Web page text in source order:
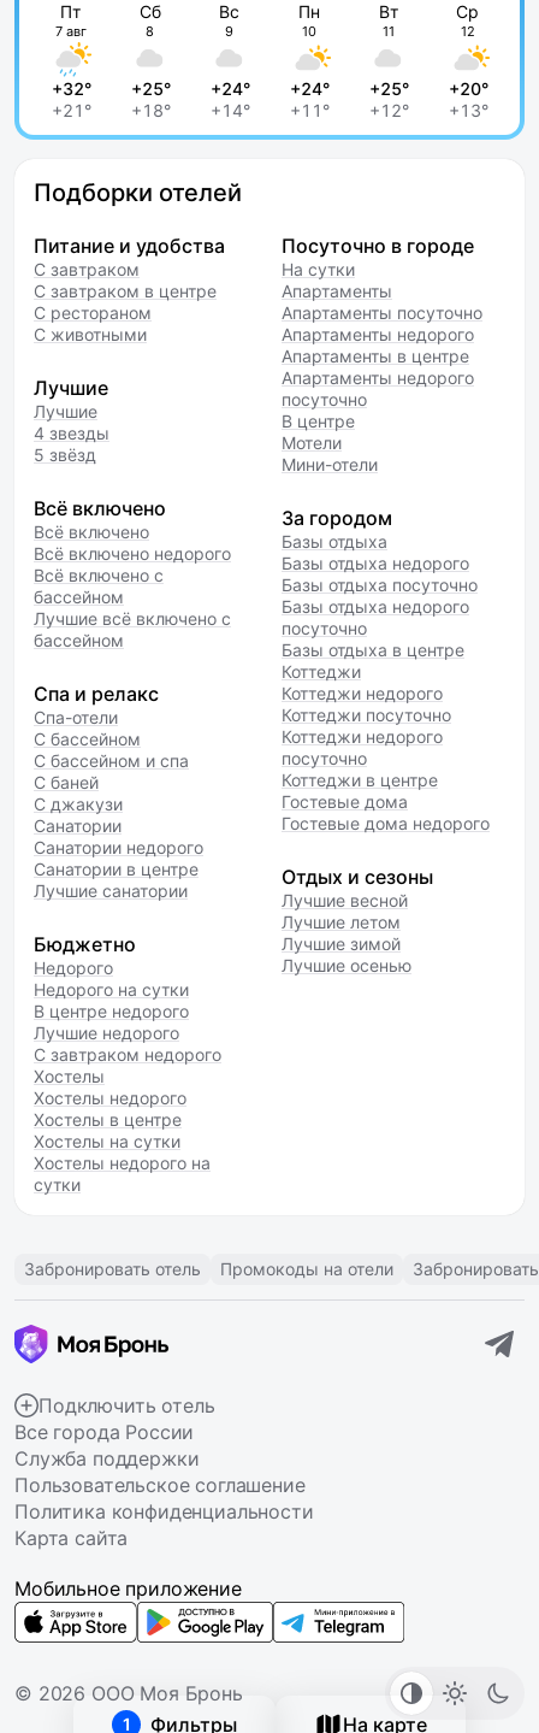
1 Фильтры На карте
Пт
7 авг
+32°
+21°
Сб
8
+25°
+18°
Вс
9
+24°
+14°
Пн
10
+24°
+11°
Вт
11
+25°
+12°
Ср
12
+20°
+13°
Подборки отелей
Питание и удобства
С завтраком
С завтраком в центре
С рестораном
С животными
Лучшие
Лучшие
4 звезды
5 звёзд
Всё включено
Всё включено
Всё включено недорого
Всё включено с
бассейном
Лучшие всё включено с
бассейном
Спа и релакс
Спа-отели
С бассейном
С бассейном и спа
С баней
С джакузи
Санатории
Санатории недорого
Санатории в центре
Лучшие санатории
Бюджетно
Недорого
Недорого на сутки
В центре недорого
Лучшие недорого
С завтраком недорого
Хостелы
Хостелы недорого
Хостелы в центре
Хостелы на сутки
Хостелы недорого на
сутки
Посуточно в городе
На сутки
Апартаменты
Апартаменты посуточно
Апартаменты недорого
Апартаменты в центре
Апартаменты недорого
посуточно
В центре
Мотели
Мини-отели
За городом
Базы отдыха
Базы отдыха недорого
Базы отдыха посуточно
Базы отдыха недорого
посуточно
Базы отдыха в центре
Коттеджи
Коттеджи недорого
Коттеджи посуточно
Коттеджи недорого
посуточно
Коттеджи в центре
Гостевые дома
Гостевые дома недорого
Отдых и сезоны
Лучшие весной
Лучшие летом
Лучшие зимой
Лучшие осенью
Забронировать отель Промокоды на отели
Подключить отель
Все города России
Служба поддержки
Пользовательское соглашение
Политика конфиденциальности
Карта сайта
© 2026 ООО Моя Бронь
Мобильное приложение